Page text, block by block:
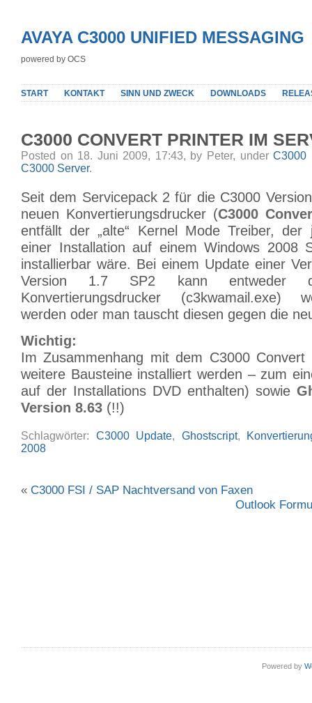
AVAYA C3000 UNIFIED MESSAGING
powered by OCS
START KONTAKT SINN UND ZWECK DOWNLOADS
C3000 CONVERT PRINTER IM
Posted on 18. Juni 2009, 17:43, by Peter, underC3000
C3000 Server.
Seit dem Servicepack 2 für die C3000
neuen Konvertierungsdrucker (C3000
entfällt der „alte“ Kernel Mode Treiber, der
einer Installation auf einem Windows 2008
installierbar wäre. Bei einem Update einer
Version 1.7 SP2 kann entweder
Konvertierungsdrucker (c3kwamail.exe)
werden oder man tauscht diesen gegen die
Wichtig:
Im Zusammenhang mit dem C3000
weitere Bausteine installiert werden – zum
auf der Installations DVD enthalten) sowie
Version 8.63 (!!)
Schlagwörter: C3000 Update, Ghostscript,
2008
« C3000 FSI / SAP Nachtversand von Faxen
Outlook
Powered by